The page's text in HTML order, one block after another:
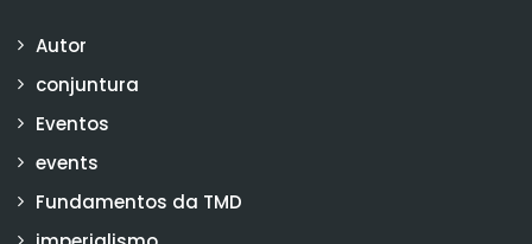
Autor
conjuntura
Eventos
events
Fundamentos da TMD